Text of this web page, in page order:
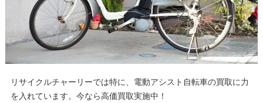
リサイクルチャーリーでは特に、電動アシスト自転車の買取に力
を入れています。今なら高価買取実施中！